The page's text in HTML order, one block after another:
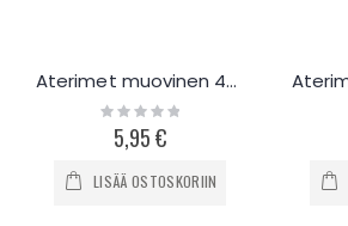
Aterimet muovinen 48-144kpl
Rating:
0%5,95 €
LISÄÄ OSTOSKORIIN